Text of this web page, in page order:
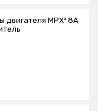
MPX³ 8А